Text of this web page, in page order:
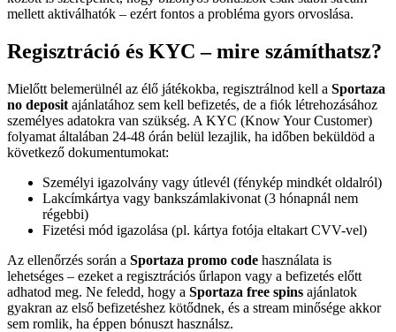
mellett aktiválhatók – ezért fontos a probléma gyors orvoslása.
Regisztráció és KYC – mire számíthatsz?
Mielőtt belemerülnél az élő játékokba, regisztrálnod kell a Sportaza
no deposit ajánlatához sem kell befizetés, de a fiók létrehozásához
személyes adatokra van szükség. A KYC (Know Your Customer)
folyamat általában 24-48 órán belül lezajlik, ha időben beküldöd a
következő dokumentumokat:
Személyi igazolvány vagy útlevél (fénykép mindkét oldalról)
Lakcímkártya vagy bankszámlakivonat (3 hónapnál nem
régebbi)
Fizetési mód igazolása (pl. kártya fotója eltakart CVV-vel)
Az ellenőrzés során a Sportaza promo code használata is
lehetséges – ezeket a regisztrációs űrlapon vagy a befizetés előtt
adhatod meg. Ne feledd, hogy a Sportaza free spins ajánlatok
gyakran az első befizetéshez kötődnek, és a stream minősége akkor
sem romlik, ha éppen bónuszt használsz.